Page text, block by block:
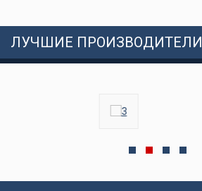
ЛУЧШИЕ ПРОИЗВОДИТЕЛИ